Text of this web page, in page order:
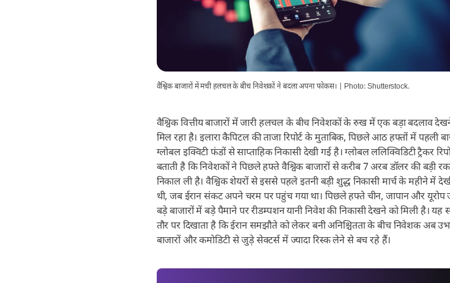
वैश्विक बाजारों में मची हलचल के बीच निवेशकों ने बदला अपना फोकस। | Photo: Shutterstock.
वैश्विक वित्तीय बाजारों में जारी हलचल के बीच निवेशकों के रुख में एक बड़ा बदलाव
मिल रहा है। इलारा कैपिटल की ताजा रिपोर्ट के मुताबिक, पिछले आठ हफ्तों में पहली
ग्लोबल इक्विटी फंडों से साप्ताहिक निकासी देखी गई है। ग्लोबल ललिक्विडिटी ट्रैकर
बताती है कि निवेशकों ने पिछले हफ्ते वैश्विक बाजारों से करीब 7 अरब डॉलर की बड़ी
निकाल ली है। वैश्विक शेयरों से इससे पहले इतनी बड़ी शुद्ध निकासी मार्च के महीने में
थी, जब ईरान संकट अपने चरम पर पहुंच गया था। पिछले हफ्ते चीन, जापान और
बड़े बाजारों में बड़े पैमाने पर रीडम्पशन यानी निवेश की निकासी देखने को मिली है। यह
तौर पर दिखाता है कि ईरान समझौते को लेकर बनी अनिश्चितता के बीच निवेशक अब
बाजारों और कमोडिटी से जुड़े सेक्टर्स में ज्यादा रिस्क लेने से बच रहे हैं।